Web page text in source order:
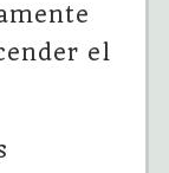
el